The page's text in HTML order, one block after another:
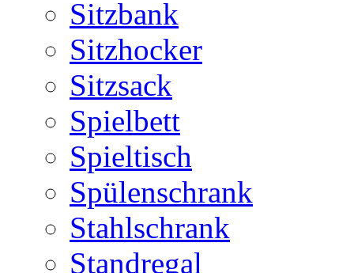
Sitzbank
Sitzhocker
Sitzsack
Spielbett
Spieltisch
Spülenschrank
Stahlschrank
Standregal